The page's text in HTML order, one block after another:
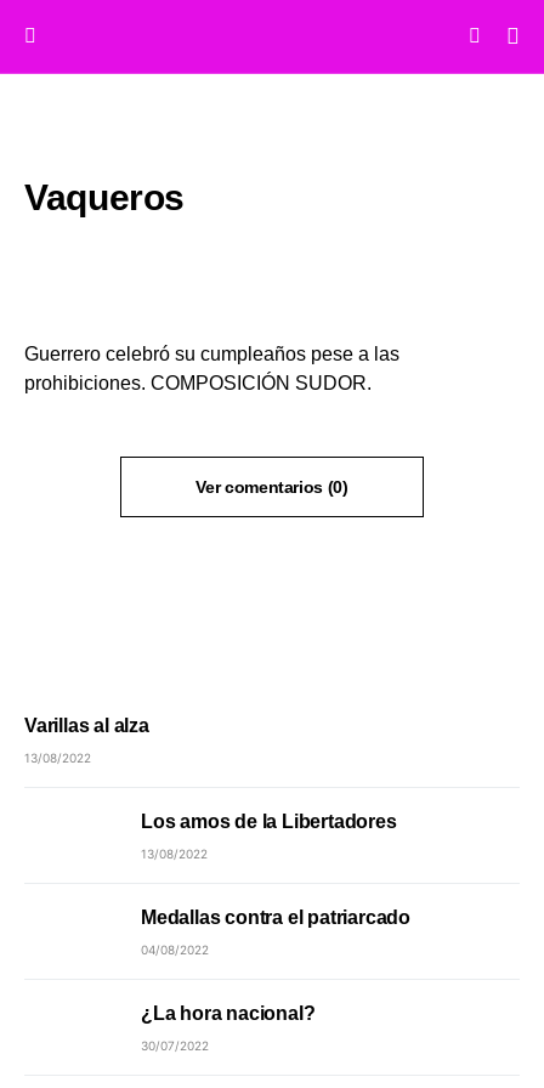
Vaqueros
Guerrero celebró su cumpleaños pese a las
prohibiciones. COMPOSICIÓN SUDOR.
Ver comentarios (0)
Varillas al alza
13/08/2022
Los amos de la Libertadores
13/08/2022
Medallas contra el patriarcado
04/08/2022
¿La hora nacional?
30/07/2022